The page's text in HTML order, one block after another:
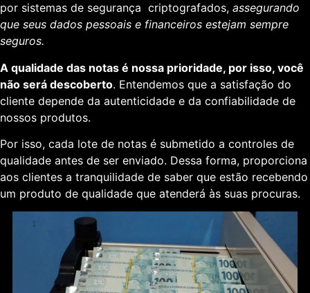
por sistemas de segurança criptografados, assegurando
que seus dados pessoais e financeiros estejam sempre
seguros.
A qualidade das notas é nossa prioridade, por isso, você
não será descoberto. Entendemos que a satisfação do
cliente depende da autenticidade e da confiabilidade de
nossos produtos.
Por isso, cada lote de notas é submetido a controles de
qualidade antes de ser enviado. Dessa forma, proporciona
aos clientes a tranquilidade de saber que estão recebendo
um produto de qualidade que atenderá às suas procuras.